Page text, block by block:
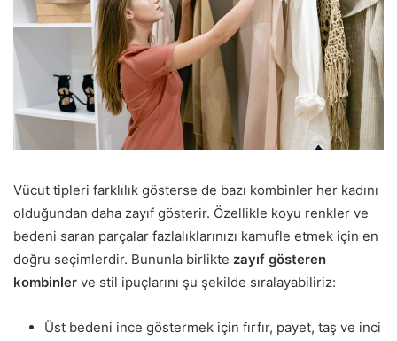
Vücut tipleri farklılık gösterse de bazı kombinler her kadını
olduğundan daha zayıf gösterir. Özellikle koyu renkler ve
bedeni saran parçalar fazlalıklarınızı kamufle etmek için en
doğru seçimlerdir. Bununla birlikte zayıf gösteren
kombinler ve stil ipuçlarını şu şekilde sıralayabiliriz:
Üst bedeni ince göstermek için fırfır, payet, taş ve inci